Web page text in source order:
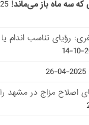
سه ماه باز می‌ماند!
رؤیای تناسب اندام یا
2025-04-26
اصلاح مزاج در مشهد را